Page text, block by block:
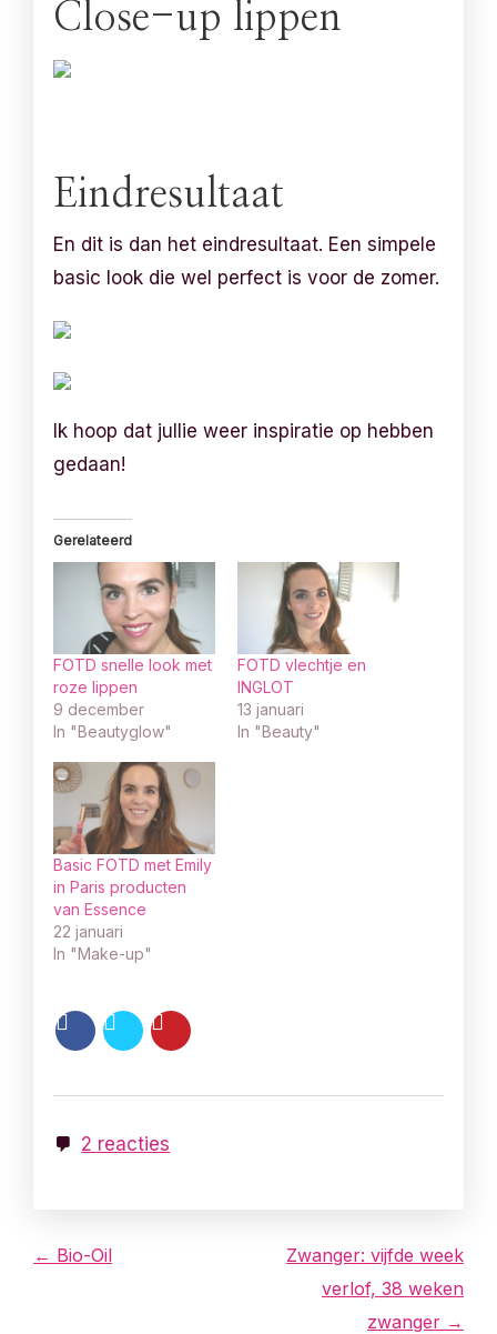
Close-up lippen
Eindresultaat
En dit is dan het eindresultaat. Een simpele
basic look die wel perfect is voor de zomer.
Ik hoop dat jullie weer inspiratie op hebben
gedaan!
Gerelateerd
FOTD snelle look met
roze lippen
9 december
In "Beautyglow"
FOTD vlechtje en
INGLOT
13 januari
In "Beauty"
Basic FOTD met Emily
in Paris producten
van Essence
22 januari
In "Make-up"
2 reacties
B
← Bio-Oil
Zwanger: vijfde week
verlof, 38 weken
zwanger →